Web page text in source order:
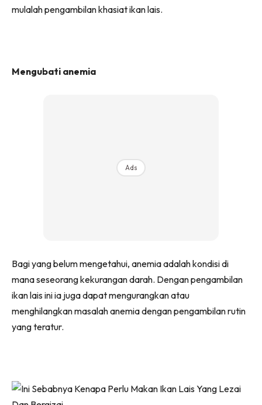
mulalah pengambilan khasiat ikan lais.
Mengubati anemia
Ads
Bagi yang belum mengetahui, anemia adalah kondisi di
mana seseorang kekurangan darah. Dengan pengambilan
ikan lais ini ia juga dapat mengurangkan atau
menghilangkan masalah anemia dengan pengambilan rutin
yang teratur.